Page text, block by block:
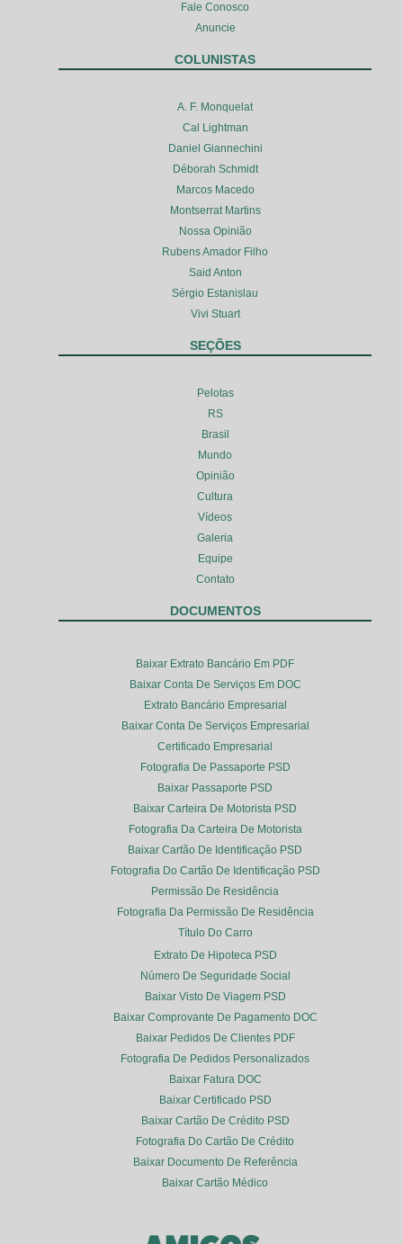
Fale Conosco
Anuncie
COLUNISTAS
A. F. Monquelat
Cal Lightman
Daniel Giannechini
Déborah Schmidt
Marcos Macedo
Montserrat Martins
Nossa Opinião
Rubens Amador Filho
Said Anton
Sérgio Estanislau
Vivi Stuart
SEÇÕES
Pelotas
RS
Brasil
Mundo
Opinião
Cultura
Vídeos
Galeria
Equipe
Contato
DOCUMENTOS
Baixar Extrato Bancário Em PDF
Baixar Conta De Serviços Em DOC
Extrato Bancário Empresarial
Baixar Conta De Serviços Empresarial
Certificado Empresarial
Fotografia De Passaporte PSD
Baixar Passaporte PSD
Baixar Carteira De Motorista PSD
Fotografia Da Carteira De Motorista
Baixar Cartão De Identificação PSD
Fotografia Do Cartão De Identificação PSD
Permissão De Residência
Fotografia Da Permissão De Residência
Título Do Carro
Extrato De Hipoteca PSD
Número De Seguridade Social
Baixar Visto De Viagem PSD
Baixar Comprovante De Pagamento DOC
Baixar Pedidos De Clientes PDF
Fotografia De Pedidos Personalizados
Baixar Fatura DOC
Baixar Certificado PSD
Baixar Cartão De Crédito PSD
Fotografia Do Cartão De Crédito
Baixar Documento De Referência
Baixar Cartão Médico